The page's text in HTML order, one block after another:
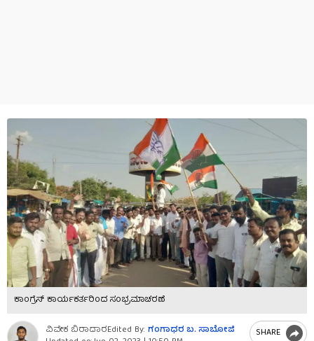
ಕಾಂಗ್ರೆಸ್ ಕಾರ್ಯಕರ್ತರಿಂದ ಸಂಭ್ರಮಾಚರಣೆ
ವಿವೇಕ ಬಿರಾದಾರEdited By: ಗಂಗಾಧರ​ ಬ. ಸಾಬೋಜಿ
SHARE